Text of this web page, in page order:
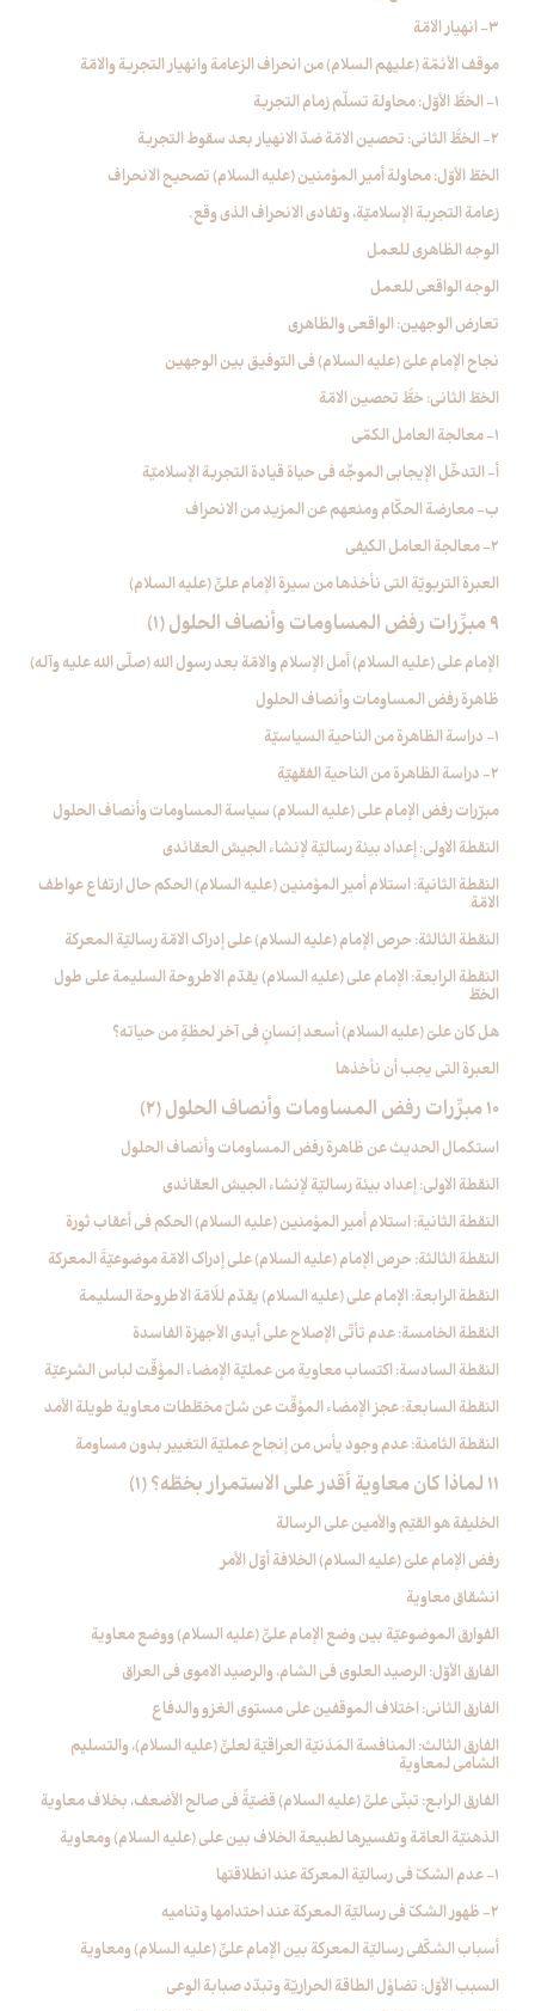
3- انهيار الامّة
موقف الأئمّة (عليهم السلام) من انحراف الزعامة وانهيار التجربة والامّة
1- الخطُّ الأوّل: محاولة تسلّم زمام التجربة
2- الخطُّ الثاني: تحصين الامّة ضدّ الانهيار بعد سقوط التجربة
الخطّ الأوّل: محاولة أمير المؤمنين (عليه السلام) تصحيح الانحراف
زعامة التجربة الإسلاميّة، وتفادي الانحراف الذي وقع.
الوجه الظاهري للعمل
الوجه الواقعي للعمل
تعارض الوجهين: الواقعي والظاهري
نجاح الإمام عليّ (عليه السلام) في التوفيق بين الوجهين
الخطّ الثاني: خطُّ تحصين الامّة
1- معالجة العامل الكمّي
أ- التدخّل الإيجابي الموجِّه‏ في حياة قيادة التجربة الإسلاميّة
ب- معارضة الحكّام ومنعهم عن المزيد من الانحراف
2- معالجة العامل الكيفي
العبرة التربويّة التي نأخذها من سيرة الإمام عليٍّ (عليه السلام)
9 مبرِّرات رفض المساومات وأنصاف الحلول (1)
الإمام علي (عليه السلام) أمل الإسلام والامّة بعد رسول الله (صلّى الله عليه وآله)
ظاهرة رفض المساومات وأنصاف الحلول
1- دراسة الظاهرة من الناحية السياسيّة
2- دراسة الظاهرة من الناحية الفقهيّة
مبرّرات رفض الإمام علي (عليه السلام) سياسة المساومات وأنصاف الحلول
النقطة الاولى: إعداد بيئة رساليّة لإنشاء الجيش العقائدي
النقطة الثانية: استلام أمير المؤمنين (عليه السلام) الحكم حال ارتفاع عواطف
الامّة
النقطة الثالثة: حرص الإمام (عليه السلام) على إدراك الامّة رساليّة المعركة
النقطة الرابعة: الإمام علي (عليه السلام) يقدّم الاطروحة السليمة على طول
الخطّ
هل كان عليّ (عليه السلام) أسعد إنسانٍ في آخر لحظةٍ من حياته؟
العبرة التي يجب أن نأخذها
10 مبرِّرات رفض المساومات وأنصاف الحلول (2)
استكمال الحديث عن ظاهرة رفض المساومات وأنصاف الحلول
النقطة الاولى: إعداد بيئة رساليّة لإنشاء الجيش العقائدي
النقطة الثانية: استلام أمير المؤمنين (عليه السلام) الحكم في أعقاب ثورة
النقطة الثالثة: حرص الإمام (عليه السلام) على إدراك الامّة موضوعيّةَ المعركة
النقطة الرابعة: الإمام علي (عليه السلام) يقدّم للُامّة الاطروحة السليمة
النقطة الخامسة: عدم تأتّي الإصلاح على أيدي الأجهزة الفاسدة
النقطة السادسة: اكتساب معاوية من عمليّة الإمضاء المؤقّت لباس الشرعيّة
النقطة السابعة: عجز الإمضاء المؤقّت عن شلّ مخطّطات معاوية طويلة الأمد
النقطة الثامنة: عدم وجود يأس من إنجاح عمليّة التغيير بدون مساومة
11 لماذا كان معاوية أقدر على الاستمرار بخطّه؟ (1)
الخليفة هو القيّم والأمين على الرسالة
رفض الإمام عليّ (عليه السلام) الخلافة أوّل الأمر
انشقاق معاوية
الفوارق الموضوعيّة بين وضع الإمام عليٍّ (عليه السلام) ووضع معاوية
الفارق الأوّل: الرصيد العلوي في الشام، والرصيد الاموي في العراق
الفارق الثاني: اختلاف الموقفين على مستوى الغزو والدفاع
الفارق الثالث: المنافسة المَدَنيّة العراقيّة لعليٍّ (عليه السلام)، والتسليم
الشامي لمعاوية
الفارق الرابع: تبنّي عليٍّ (عليه السلام) قضيّةً في صالح الأضعف، بخلاف معاوية
الذهنيّة العامّة وتفسيرها لطبيعة الخلاف بين علي (عليه السلام) ومعاوية
1- عدم الشكّ في رساليّة المعركة عند انطلاقتها
2- ظهور الشكّ في رساليّة المعركة عند احتدامها وتناميه
أسباب الشكّفي رساليّة المعركة بين الإمام عليٍّ (عليه السلام) ومعاوية
السبب الأوّل: تضاؤل الطاقة الحراريّة وتبدّد صبابة الوعي